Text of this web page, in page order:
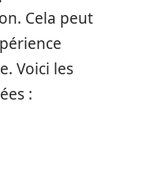
Cela peut
Voici les
: